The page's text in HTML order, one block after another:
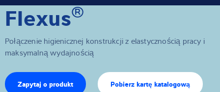
Terminale wagowe
Rozwiązania w zakresie inspekcji
Oprogramowanie
Flexus®
Połączenie higienicznej konstrukcji z elastycznością pracy i
maksymalną wydajnością
Zapytaj o produkt Pobierz kartę katalogową